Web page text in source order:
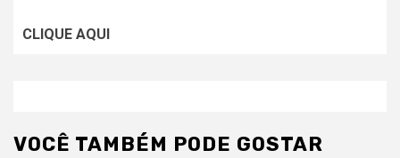
CLIQUE AQUI
VOCÊ TAMBÉM PODE GOSTAR